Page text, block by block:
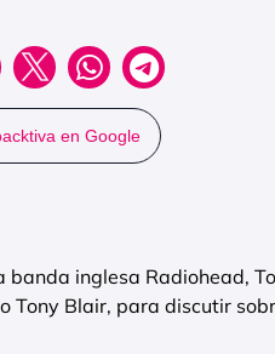
en Google
banda inglesa Radiohead,
Tony Blair, para discutir